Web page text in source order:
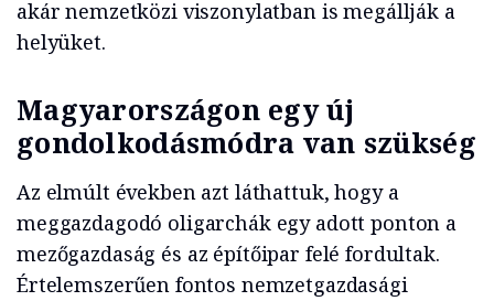
akár nemzetközi viszonylatban is megállják a
helyüket.
Magyarországon egy új
gondolkodásmódra van szükség
Az elmúlt években azt láthattuk, hogy a
meggazdagodó oligarchák egy adott ponton a
mezőgazdaság és az építőipar felé fordultak.
Értelemszerűen fontos nemzetgazdasági